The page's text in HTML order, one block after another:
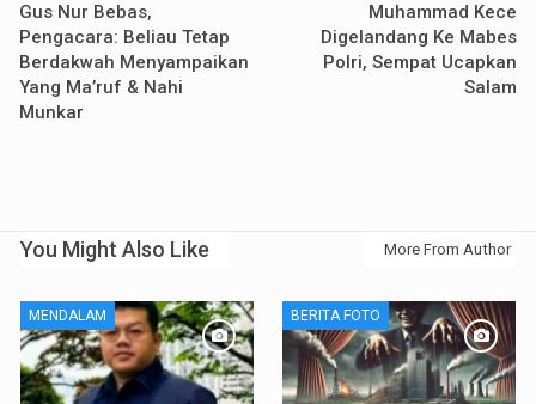
Gus Nur Bebas,
Pengacara: Beliau Tetap
Berdakwah Menyampaikan
Yang Ma’ruf & Nahi
Munkar
Muhammad Kece
Digelandang Ke Mabes
Polri, Sempat Ucapkan
Salam
You Might Also Like More From Author
MENDALAM BERITA FOTO